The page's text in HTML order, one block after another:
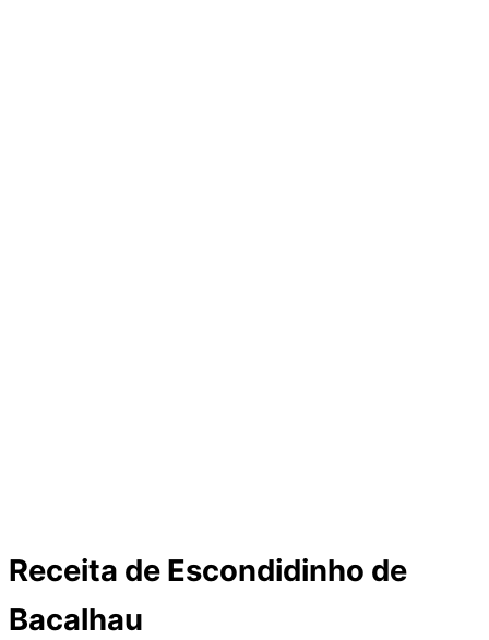
Receita de Escondidinho de
Bacalhau